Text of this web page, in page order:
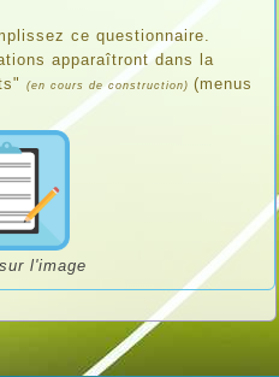
ce questionnaire.
apparaîtront dans la
(en cours de construction) (menus
l'image